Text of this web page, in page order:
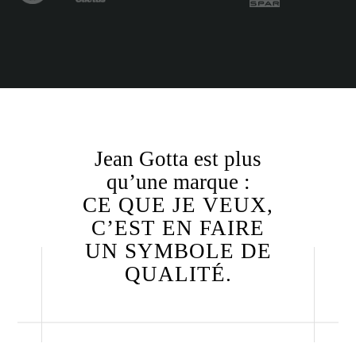
Jean Gotta est plus
qu’une marque :
CE QUE JE VEUX,
C’EST EN FAIRE
UN SYMBOLE DE
QUALITÉ.